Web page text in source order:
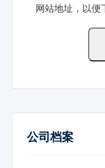
网站地址，以便
公司档案